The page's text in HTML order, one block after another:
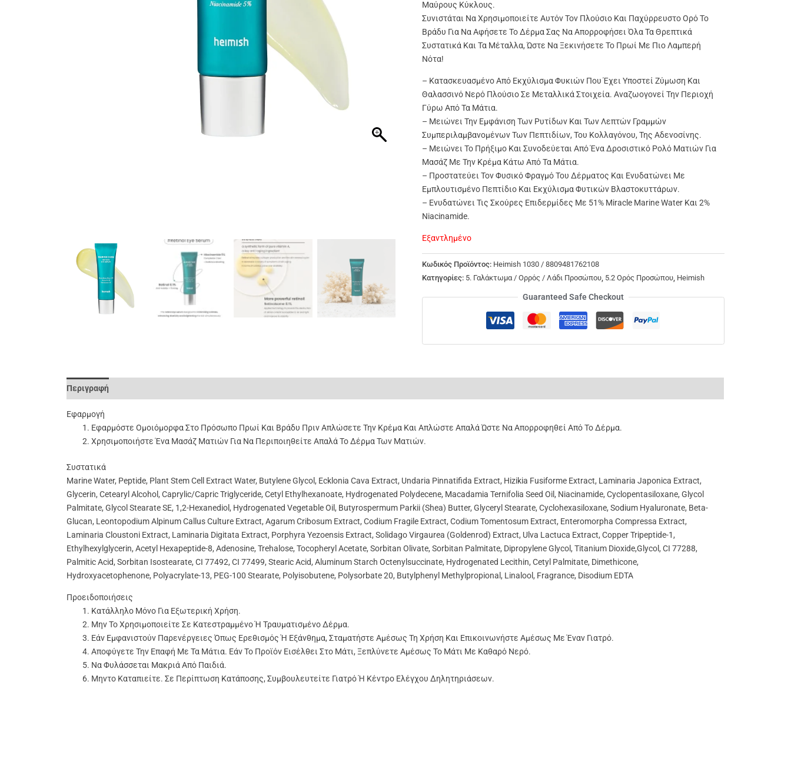
Μαύρους Κύκλους.
Συνιστάται Να Χρησιμοποιείτε Αυτόν Τον Πλούσιο Και Παχύρρευστο Ορό Το
Βράδυ Για Να Αφήσετε Το Δέρμα Σας Να Απορροφήσει Όλα Τα Θρεπτικά
Συστατικά Και Τα Μέταλλα, Ώστε Να Ξεκινήσετε Το Πρωί Με Πιο Λαμπερή
Νότα!
– Κατασκευασμένο Από Εκχύλισμα Φυκιών Που Έχει Υποστεί Ζύμωση Και
Θαλασσινό Νερό Πλούσιο Σε Μεταλλικά Στοιχεία. Αναζωογονεί Την Περιοχή
Γύρω Από Τα Μάτια.
– Μειώνει Την Εμφάνιση Των Ρυτίδων Και Των Λεπτών Γραμμών
Συμπεριλαμβανομένων Των Πεπτιδίων, Του Κολλαγόνου, Της Αδενοσίνης.
– Μειώνει Το Πρήξιμο Και Συνοδεύεται Από Ένα Δροσιστικό Ρολό Ματιών Για
Μασάζ Με Την Κρέμα Κάτω Από Τα Μάτια.
– Προστατεύει Τον Φυσικό Φραγμό Του Δέρματος Και Ενυδατώνει Με
Εμπλουτισμένο Πεπτίδιο Και Εκχύλισμα Φυτικών Βλαστοκυττάρων.
– Ενυδατώνει Τις Σκούρες Επιδερμίδες Με 51% Miracle Marine Water Και 2%
Niacinamide.
Εξαντλημένο
Κωδικός Προϊόντος: Heimish 1030 / 8809481762108
Κατηγορίες: 5. Γαλάκτωμα / Ορρός / Λάδι Προσώπου, 5.2 Ορός Προσώπου, Heimish
Guaranteed Safe Checkout
Περιγραφή
Εφαρμογή
Εφαρμόστε Ομοιόμορφα Στο Πρόσωπο Πρωί Και Βράδυ Πριν Απλώσετε Την Κρέμα Και Απλώστε Απαλά Ώστε Να Απορροφηθεί Από Το Δέρμα.
Χρησιμοποιήστε Ένα Μασάζ Ματιών Για Να Περιποιηθείτε Απαλά Το Δέρμα Των Ματιών.
Συστατικά
Marine Water, Peptide, Plant Stem Cell Extract Water, Butylene Glycol, Ecklonia Cava Extract, Undaria Pinnatifida Extract, Hizikia Fusiforme Extract, Laminaria Japonica Extract,
Glycerin, Cetearyl Alcohol, Caprylic/Capric Triglyceride, Cetyl Ethylhexanoate, Hydrogenated Polydecene, Macadamia Ternifolia Seed Oil, Niacinamide, Cyclopentasiloxane, Glycol
Palmitate, Glycol Stearate SE, 1,2-Hexanediol, Hydrogenated Vegetable Oil, Butyrospermum Parkii (Shea) Butter, Glyceryl Stearate, Cyclohexasiloxane, Sodium Hyaluronate, Beta-
Glucan, Leontopodium Alpinum Callus Culture Extract, Agarum Cribosum Extract, Codium Fragile Extract, Codium Tomentosum Extract, Enteromorpha Compressa Extract,
Laminaria Cloustoni Extract, Laminaria Digitata Extract, Porphyra Yezoensis Extract, Solidago Virgaurea (Goldenrod) Extract, Ulva Lactuca Extract, Copper Tripeptide-1,
Ethylhexylglycerin, Acetyl Hexapeptide-8, Adenosine, Trehalose, Tocopheryl Acetate, Sorbitan Olivate, Sorbitan Palmitate, Dipropylene Glycol, Titanium Dioxide,Glycol, CI 77288,
Palmitic Acid, Sorbitan Isostearate, CI 77492, CI 77499, Stearic Acid, Aluminum Starch Octenylsuccinate, Hydrogenated Lecithin, Cetyl Palmitate, Dimethicone,
Hydroxyacetophenone, Polyacrylate-13, PEG-100 Stearate, Polyisobutene, Polysorbate 20, Butylphenyl Methylpropional, Linalool, Fragrance, Disodium EDTA
Προειδοποιήσεις
Κατάλληλο Μόνο Για Εξωτερική Χρήση.
Μην Το Χρησιμοποιείτε Σε Κατεστραμμένο Ή Τραυματισμένο Δέρμα.
Εάν Εμφανιστούν Παρενέργειες Όπως Ερεθισμός Ή Εξάνθημα, Σταματήστε Αμέσως Τη Χρήση Και Επικοινωνήστε Αμέσως Με Έναν Γιατρό.
Αποφύγετε Την Επαφή Με Τα Μάτια. Εάν Το Προϊόν Εισέλθει Στο Μάτι, Ξεπλύνετε Αμέσως Το Μάτι Με Καθαρό Νερό.
Να Φυλάσσεται Μακριά Από Παιδιά.
Μηντο Καταπιείτε. Σε Περίπτωση Κατάποσης, Συμβουλευτείτε Γιατρό Ή Κέντρο Ελέγχου Δηλητηριάσεων.